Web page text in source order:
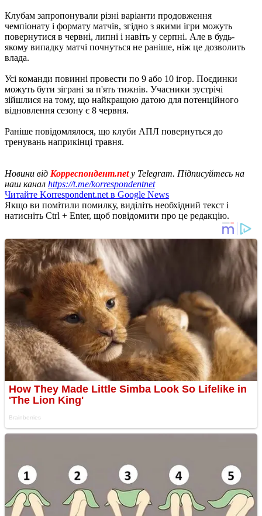
Клубам запропонували різні варіанти продовження
чемпіонату і формату матчів, згідно з якими ігри можуть
повернутися в червні, липні і навіть у серпні. Але в будь-
якому випадку матчі почнуться не раніше, ніж це дозволить
влада.
Усі команди повинні провести по 9 або 10 ігор. Поєдинки
можуть бути зіграні за п'ять тижнів. Учасники зустрічі
зійшлися на тому, що найкращою датою для потенційного
відновлення сезону є 8 червня.
Раніше повідомлялося, що клуби АПЛ повернуться до
тренувань наприкінці травня.
Новини від Корреспондент.netу Telegram. Підписуйтесь на
наш канал https://t.me/korrespondentnet
Читайте Korrespondent.net в Google News
Якщо ви помітили помилку, виділіть необхідний текст і
натисніть Ctrl + Enter, щоб повідомити про це редакцію.